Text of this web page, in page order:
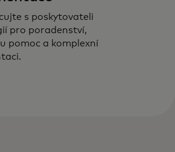
s poskytovateli
pro poradenství,
pomoc a komplexní